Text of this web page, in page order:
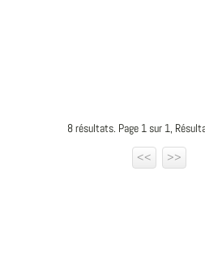
8 résultats. Page 1 sur 1,
<<
>>